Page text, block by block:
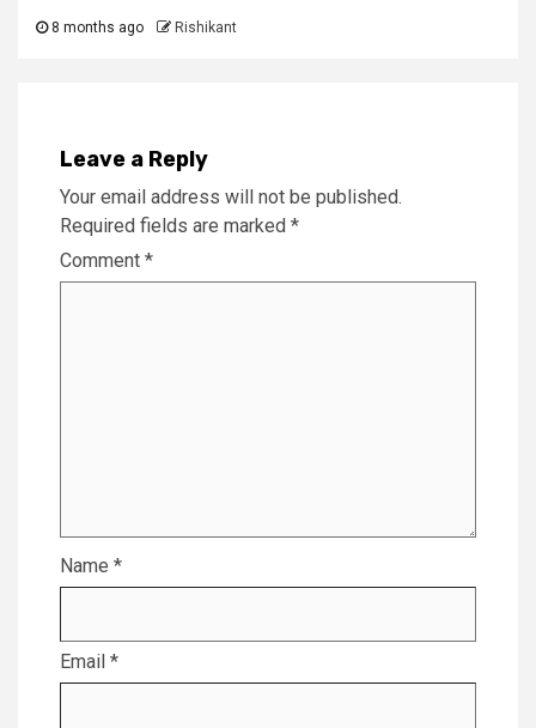
8 months ago Rishikant
Leave a Reply
Your email address will not be published.
Required fields are marked *
Comment *
Name *
Email *